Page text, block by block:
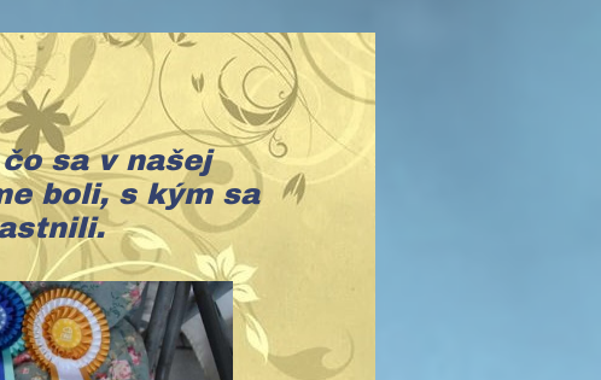
sa v našej
boli, s kým sa